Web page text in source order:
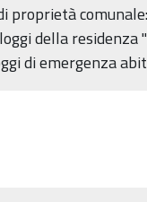
proprietà
della residenza
di emergenza